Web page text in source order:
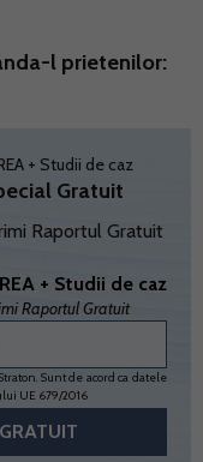
l prietenilor:
Gratuit
Raportul Gratuit
+ Studii de caz
Raportul Gratuit
Sunt de acord ca datele
UE 679/2016